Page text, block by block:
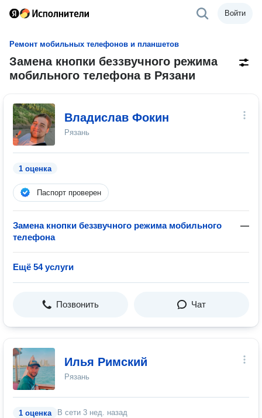
Войти
Ремонт мобильных телефонов и планшетов
Замена кнопки беззвучного режима
мобильного телефона в Рязани
Владислав Фокин
Рязань
1 оценка
Паспорт проверен
Замена кнопки беззвучного режима мобильного
телефона
—
Ещё 54 услуги
Позвонить Чат
Илья Римский
Рязань
1 оценка В сети 3 нед. назад